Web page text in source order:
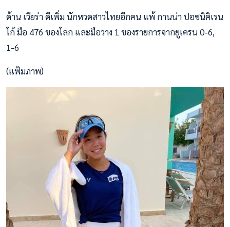
ด้าน เวียร่า ดีเพิ่ม นักหวดสาวไทยอีกคน แพ้ กานน่า ปอซนิคิเรน
โก้ มือ 476 ของโลก และมือวาง 1 ของรายการจากยูเครน 0-6,
1-6
(แฟ้มภาพ)